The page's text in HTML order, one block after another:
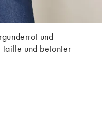
und
und betonter
€ (+167%). Vorher 22,99